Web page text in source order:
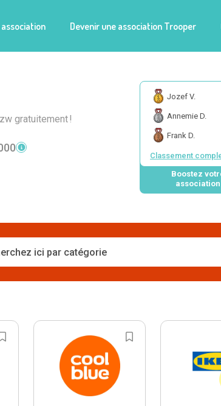
Devenir une association Trooper
gratuitement !
Jozef V.
Annemie D.
Frank D.
Classement
Boostez
association